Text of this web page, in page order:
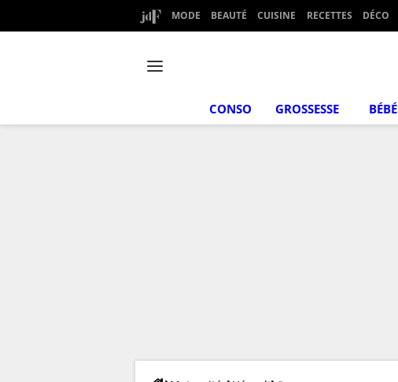
MODE BEAUTÉ CUISINE RECETTES DÉCO
CONSO GROSSESSE BÉBÉ